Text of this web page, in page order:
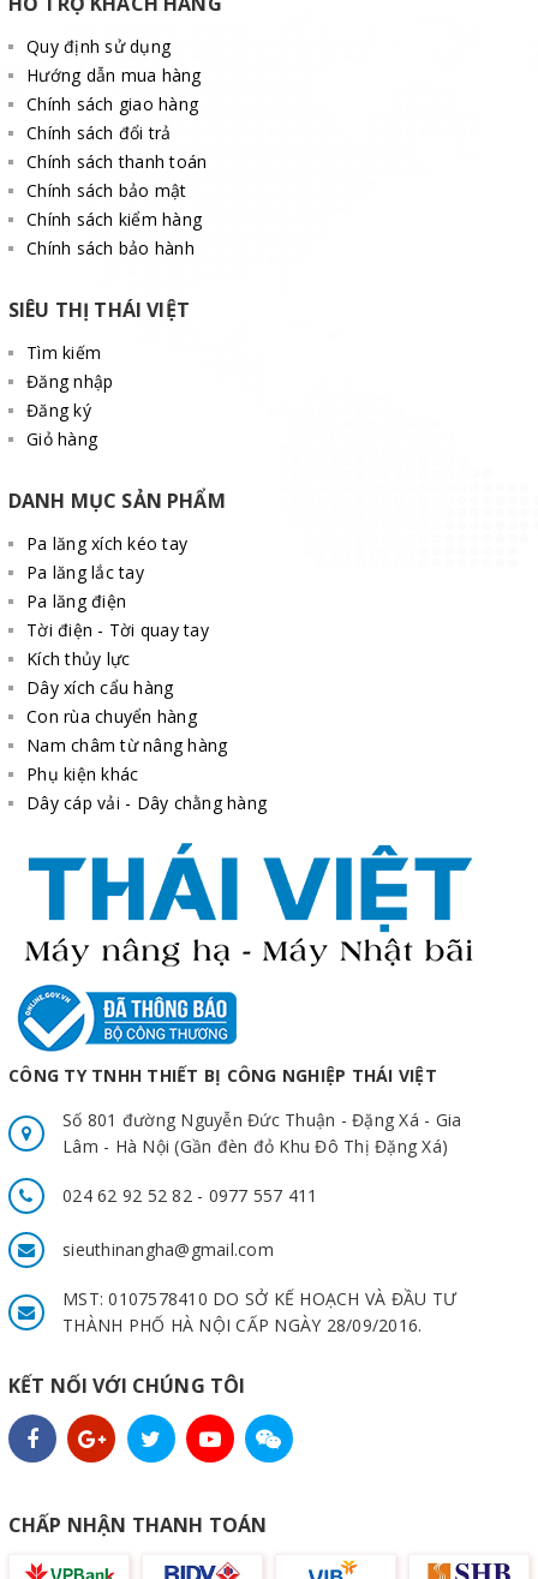
Quy định sử dụng
Hướng dẫn mua hàng
Chính sách giao hàng
Chính sách đổi trả
Chính sách thanh toán
Chính sách bảo mật
Chính sách kiểm hàng
Chính sách bảo hành
SIÊU THỊ THÁI VIỆT
Tìm kiếm
Đăng nhập
Đăng ký
Giỏ hàng
DANH MỤC SẢN PHẨM
Pa lăng xích kéo tay
Pa lăng lắc tay
Pa lăng điện
Tời điện - Tời quay tay
Kích thủy lực
Dây xích cẩu hàng
Con rùa chuyển hàng
Nam châm từ nâng hàng
Phụ kiện khác
Dây cáp vải - Dây chằng hàng
CÔNG TY TNHH THIẾT BỊ CÔNG NGHIỆP THÁI VIỆT
Số 801 đường Nguyễn Đức Thuận - Đặng Xá - Gia
Lâm - Hà Nội (Gần đèn đỏ Khu Đô Thị Đặng Xá)
024 62 92 52 82 - 0977 557 411
sieuthinangha@gmail.com
MST: 0107578410 DO SỞ KẾ HOẠCH VÀ ĐẦU TƯ
THÀNH PHỐ HÀ NỘI CẤP NGÀY 28/09/2016.
KẾT NỐI VỚI CHÚNG TÔI
CHẤP NHẬN THANH TOÁN